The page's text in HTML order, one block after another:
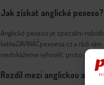
Jak získat anglické pexeso?
Anglické pexeso je speciální
katkaZAVINÁČpexoesa.cz a rádi
nedokážeme vyhovět, proto je
Rozdíl mezi anglickou a